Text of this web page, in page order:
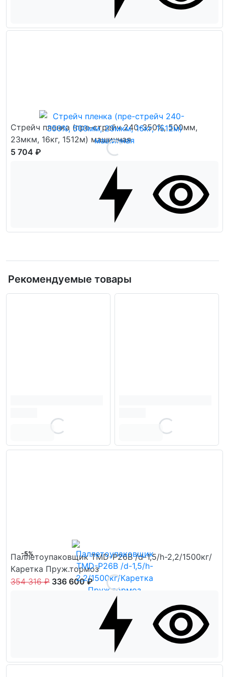
Стрейч пленка (пре-стрейч 240-350%, 500мм,
23мкм, 16кг, 1512м) машинная
5 704 ₽
Рекомендуемые товары
-5%
Паллетоупаковщик TMD-P26B /d-1,5/h-2,2/1500кг/
Каретка Пруж.тормоз
354 316 ₽ 336 600 ₽